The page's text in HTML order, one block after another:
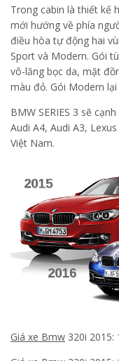
Trong cabin là thiết kế
mới hướng về phía
điều hòa tự động hai
Sport và Modern. Gói
vô-lăng bọc da, mặt
màu đỏ. Gói Modern
BMW SERIES 3 sẽ
Audi A4, Audi A3,
Việt Nam.
Giá xe Bmw 320i 2015: